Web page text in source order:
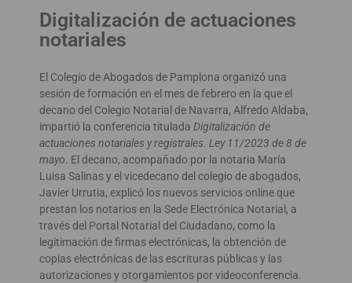
Digitalización de actuaciones
notariales
El Colegio de Abogados de Pamplona organizó una
sesión de formación en el mes de febrero en la que el
decano del Colegio Notarial de Navarra, Alfredo Aldaba,
impartió la conferencia titulada Digitalización de
actuaciones notariales y registrales. Ley 11/2023 de 8 de
mayo. El decano, acompañado por la notaria María
Luisa Salinas y el vicedecano del colegio de abogados,
Javier Urrutia, explicó los nuevos servicios online que
prestan los notarios en la Sede Electrónica Notarial, a
través del Portal Notarial del Ciudadano, como la
legitimación de firmas electrónicas, la obtención de
copias electrónicas de las escrituras públicas y las
autorizaciones y otorgamientos por videoconferencia.